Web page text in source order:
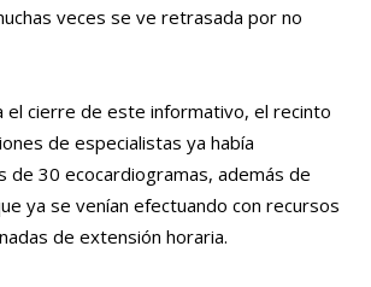
veces se ve retrasada por no
el cierre de este informativo, el recinto
de especialistas ya había
de 30 ecocardiogramas, además de
ya se venían efectuando con recursos
de extensión horaria.